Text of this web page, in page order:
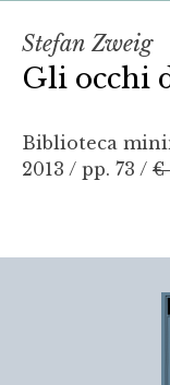
Stefan Zweig
Gli occhi
Biblioteca
2013 / pp. 73 / €